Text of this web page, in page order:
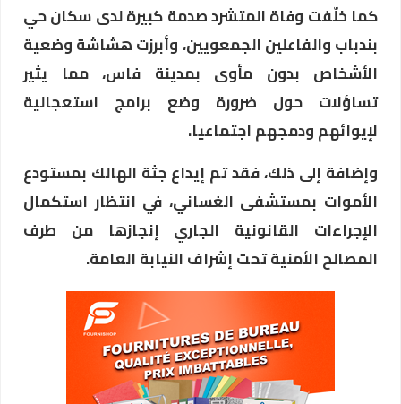
كما خلّفت وفاة المتشرد صدمة كبيرة لدى سكان حي
بندباب والفاعلين الجمعويين، وأبرزت هشاشة وضعية
الأشخاص بدون مأوى بمدينة فاس، مما يثير
تساؤلات حول ضرورة وضع برامج استعجالية
لإيوائهم ودمجهم اجتماعيا.
وإضافة إلى ذلك، فقد تم إيداع جثة الهالك بمستودع
الأموات بمستشفى الغساني، في انتظار استكمال
الإجراءات القانونية الجاري إنجازها من طرف
المصالح الأمنية تحت إشراف النيابة العامة.